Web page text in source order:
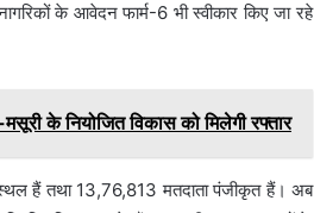
के आवेदन फार्म-6 भी स्वीकार किए जा रहे
के नियोजित विकास को मिलेगी रफ्तार
हैं तथा 13,76,813 मतदाता पंजीकृत हैं। अब